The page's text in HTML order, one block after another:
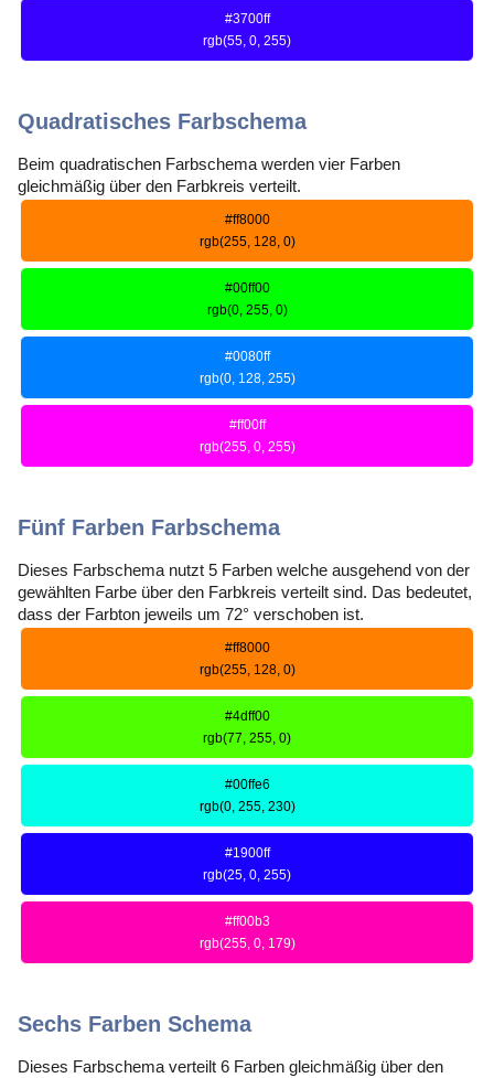
#3700ff
rgb(55, 0, 255)
Quadratisches Farbschema
Beim quadratischen Farbschema werden vier Farben
gleichmäßig über den Farbkreis verteilt.
#ff8000
rgb(255, 128, 0)
#00ff00
rgb(0, 255, 0)
#0080ff
rgb(0, 128, 255)
#ff00ff
rgb(255, 0, 255)
Fünf Farben Farbschema
Dieses Farbschema nutzt 5 Farben welche ausgehend von der
gewählten Farbe über den Farbkreis verteilt sind. Das bedeutet,
dass der Farbton jeweils um 72° verschoben ist.
#ff8000
rgb(255, 128, 0)
#4dff00
rgb(77, 255, 0)
#00ffe6
rgb(0, 255, 230)
#1900ff
rgb(25, 0, 255)
#ff00b3
rgb(255, 0, 179)
Sechs Farben Schema
Dieses Farbschema verteilt 6 Farben gleichmäßig über den